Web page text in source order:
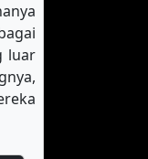
luar